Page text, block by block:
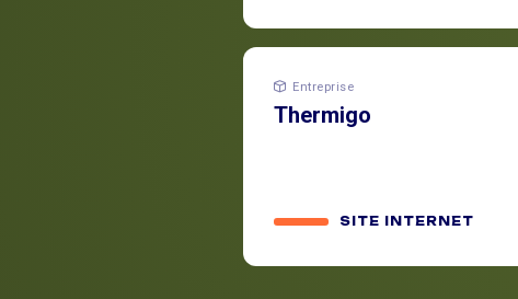
Entreprise
Thermigo
SITE INTERNET